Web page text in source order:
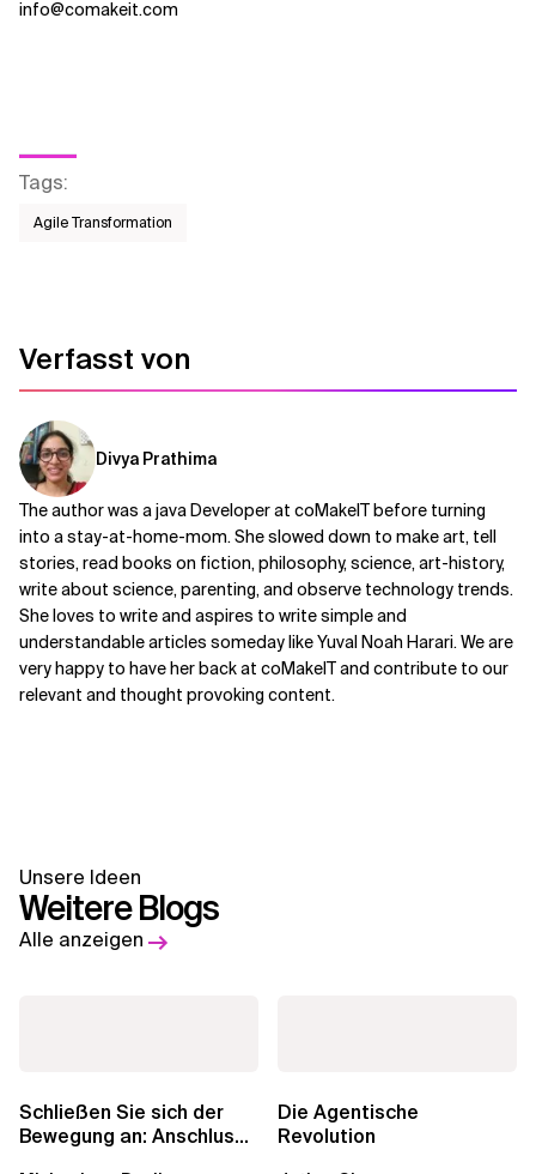
info@comakeit.com
Tags:
Agile Transformation
Verfasst von
Divya Prathima
The author was a java Developer at coMakeIT before turning
into a stay-at-home-mom. She slowed down to make art, tell
stories, read books on fiction, philosophy, science, art-history,
write about science, parenting, and observe technology trends.
She loves to write and aspires to write simple and
understandable articles someday like Yuval Noah Harari. We are
very happy to have her back at coMakeIT and contribute to our
relevant and thought provoking content.
Unsere Ideen
Weitere Blogs
Alle anzeigen
Schließen Sie sich der
Bewegung an: Anschluss
Die Agentische
Revolution